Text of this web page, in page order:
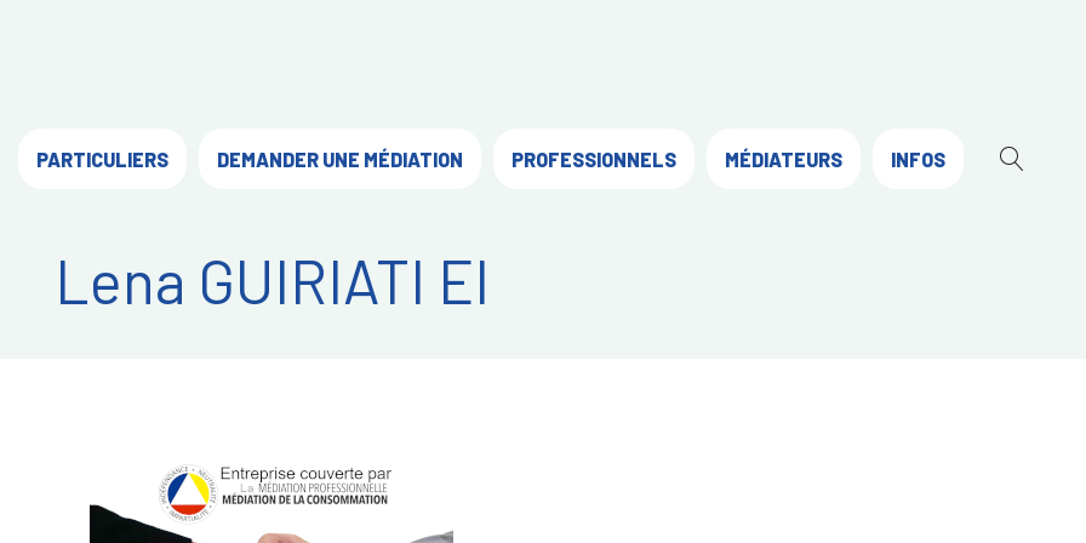
PARTICULIERS DEMANDER UNE MÉDIATION PROFESSIONNELS MÉDIATEURS INFOS
Lena GUIRIATI EI